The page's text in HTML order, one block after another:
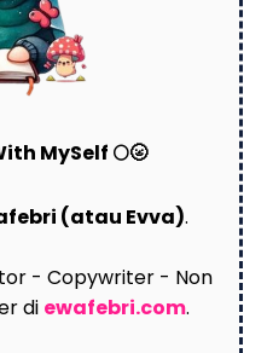
MySelf 🌕🌝
(atau Evva).
- Copywriter - Non
di ewafebri.com.